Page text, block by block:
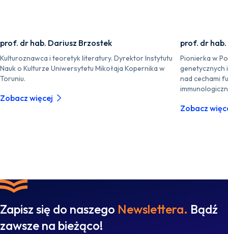
prof. dr hab. Dariusz Brzostek
Kulturoznawca i teoretyk literatury. Dyrektor Instytutu
Nauk o Kulturze Uniwersytetu Mikołaja Kopernika w
Toruniu.
Zobacz więcej
prof. dr
Pionierka w
genetycznych
nad cechami
Zobacz
Zapisz się do naszego Newslettera. Bądź
zawsze na bieżąco!